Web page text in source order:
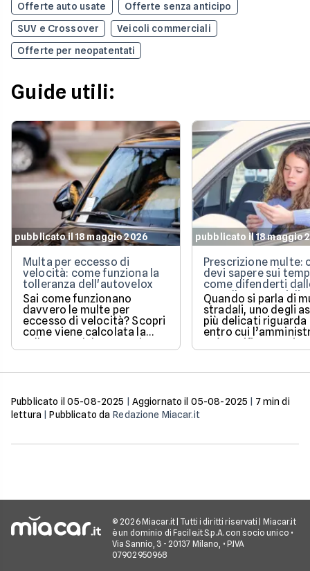
Offerte auto usate
Offerte senza anticipo
SUV e Crossover
Veicoli commerciali
Offerte per neopatentati
Guide utili:
pubblicato il 18 maggio 2026
Multa per eccesso di
velocità: come funziona la
tolleranza dell'autovelox
Sai come funzionano
davvero le multe per
eccesso di velocità? Scopri
come viene calcolata la
dalla legge e quali sono le
2026 per evitare brutte
pubblicato il 18 maggio
Prescrizione multe:
devi sapere sui
come difenderti
cartelle esattoriali
Quando si parla di
stradali, uno degli
più delicati riguarda
entro cui
un pagamento.
Pubblicato il 05-08-2025 Aggiornato il 05-08-2025 7min di
lettura |Pubblicato da Redazione Miacar.it
© 2026 Miacar.it | Tutti i diritti riservati | Miacar.it
è un dominio di Facile.it S.p.A. con socio unico •
Via Sannio, 3 - 20137 Milano, • P.IVA
07902950968